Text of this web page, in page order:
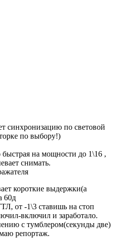
синхронизацию по световой
по выбору!)
быстрая на мощности до 1\16 ,
снимать.
короткие выдержки(а
60д
от -1\3 ставишь на стоп
включил и заработало.
с тумблером(секунды две)
репортаж.